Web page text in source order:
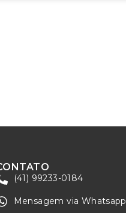
(41) 99233-0184
Mensagem via Whatsapp